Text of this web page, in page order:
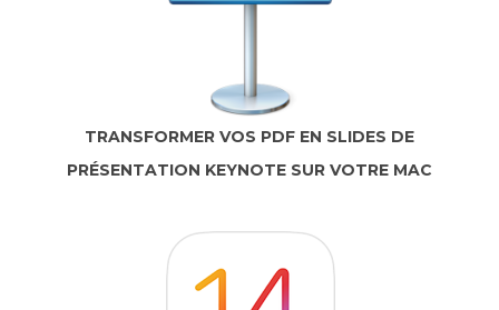
TRANSFORMER VOS PDF EN SLIDES DE
PRÉSENTATION KEYNOTE SUR VOTRE MAC